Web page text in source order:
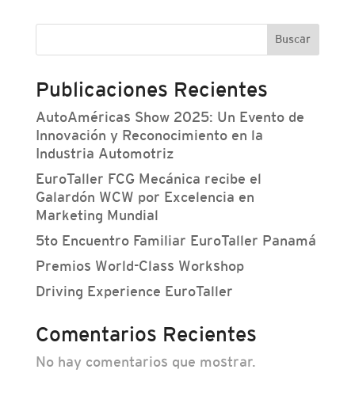
Buscar
Publicaciones Recientes
AutoAméricas Show 2025: Un Evento de
Innovación y Reconocimiento en la
Industria Automotriz
EuroTaller FCG Mecánica recibe el
Galardón WCW por Excelencia en
Marketing Mundial
5to Encuentro Familiar EuroTaller Panamá
Premios World-Class Workshop
Driving Experience EuroTaller
Comentarios Recientes
No hay comentarios que mostrar.